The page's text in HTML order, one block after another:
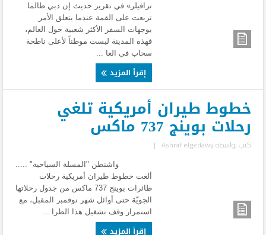
ترافيلر» في تقرير حديث إن دبي طالما
تربعت على القمة عندما يتعلق الأمر
بوجهات السفر الأكثر شعبية حول العالم،
فهذه المدينة ليست موطناً لأعلى ناطحة
سحاب في العا ...
إقرأ المزيد
خطوط طيران أمريكية تلغي
رحلات بوينج 737 ماكس
كتب بواسطةAshraf elgedawy
|
واشنطن "المسلة السياحية" .....
ألغت خطوط طيران أمريكية رحلات
طائرات بوينج 737 ماكس من جدول رحلاتها
الجويّة حتى أوائل شهر نوفمبر المقبل، مع
استمرار وقف تشغيل هذا الطرا ...
إقرأ المزيد